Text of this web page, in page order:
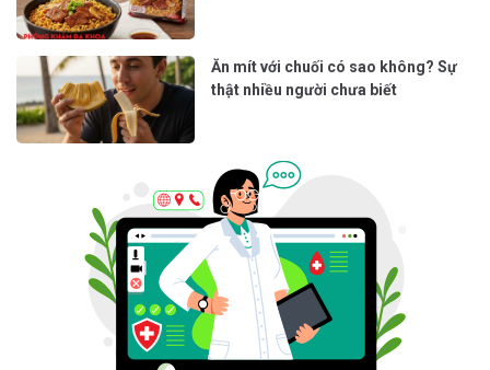
Ăn mít với chuối có sao không? Sự
thật nhiều người chưa biết